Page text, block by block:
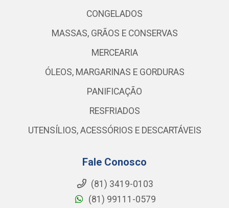
CONGELADOS
MASSAS, GRÃOS E CONSERVAS
MERCEARIA
ÓLEOS, MARGARINAS E GORDURAS
PANIFICAÇÃO
RESFRIADOS
UTENSÍLIOS, ACESSÓRIOS E DESCARTÁVEIS
Fale Conosco
(81) 3419-0103
(81) 99111-0579